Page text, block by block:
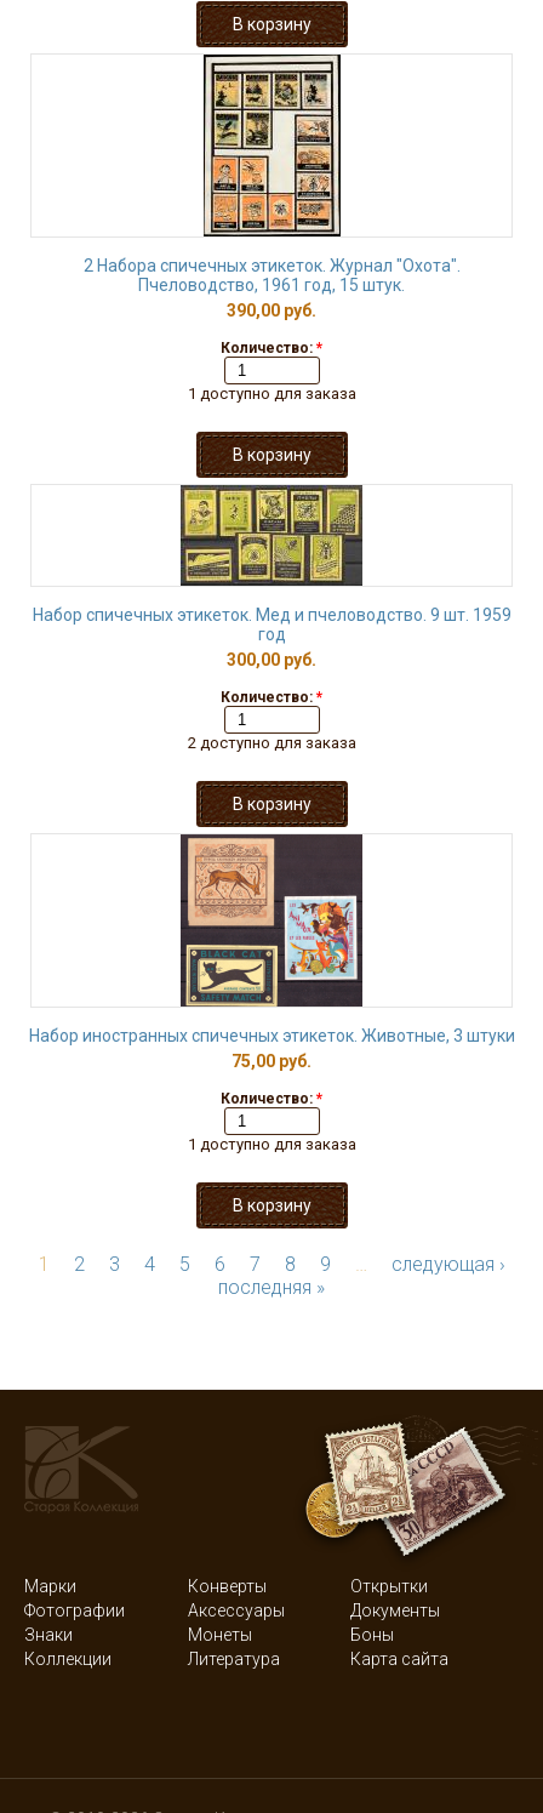
2 Набора спичечных этикеток. Журнал "Охота".
Пчеловодство, 1961 год, 15 штук.
390,00 руб.
Количество: *
1 доступно для заказа
Набор спичечных этикеток. Мед и пчеловодство. 9 шт. 1959
год
300,00 руб.
Количество: *
2 доступно для заказа
Набор иностранных спичечных этикеток. Животные, 3 штуки
75,00 руб.
Количество: *
1 доступно для заказа
1 2 3 4 5 6 7 8 9 …
следующая ›
последняя »
Марки Конверты
Открытки
Фотографии
Аксессуары
Документы
Знаки
Монеты
Боны
Коллекции
Литература Карта сайта